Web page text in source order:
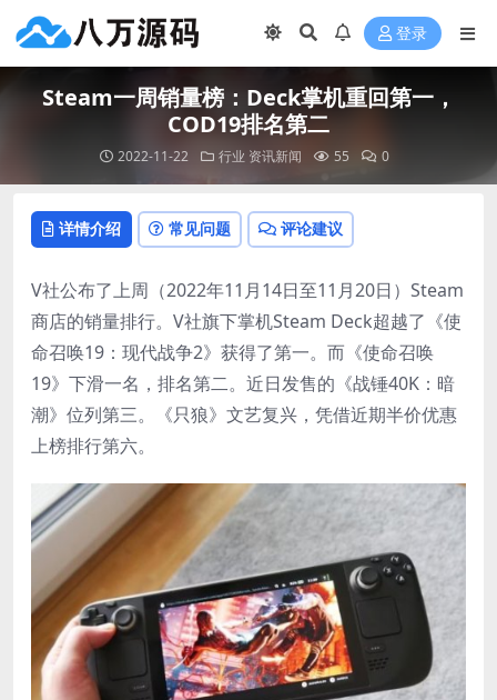
登录
Steam一周销量榜：Deck掌机重回第一，
COD19排名第二
2022-11-22 行业 资讯新闻 55 0
详情介绍 常见问题 评论建议
V社公布了上周（2022年11月14日至11月20日）Steam
商店的销量排行。V社旗下掌机Steam Deck超越了《使
命召唤19：现代战争2》获得了第一。而《使命召唤
19》下滑一名，排名第二。近日发售的《战锤40K：暗
潮》位列第三。《只狼》文艺复兴，凭借近期半价优惠
上榜排行第六。